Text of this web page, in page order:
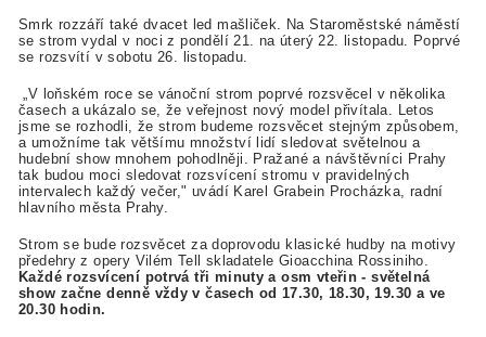
Smrk rozzáří také dvacet led mašliček. Na Staroměstské náměstí
se strom vydal v noci z pondělí 21. na úterý 22. listopadu. Poprvé
se rozsvítí v sobotu 26. listopadu.
„V loňském roce se vánoční strom poprvé rozsvěcel v několika
časech a ukázalo se, že veřejnost nový model přivítala. Letos
jsme se rozhodli, že strom budeme rozsvěcet stejným způsobem,
a umožníme tak většímu množství lidí sledovat světelnou a
hudební show mnohem pohodlněji. Pražané a návštěvníci Prahy
tak budou moci sledovat rozsvícení stromu v pravidelných
intervalech každý večer," uvádí Karel Grabein Procházka, radní
hlavního města Prahy.
Strom se bude rozsvěcet za doprovodu klasické hudby na motivy
předehry z opery Vilém Tell skladatele Gioacchina Rossiniho.
Každé rozsvícení potrvá tři minuty a osm vteřin - světelná
show začne denně vždy v časech od 17.30, 18.30, 19.30 a ve
20.30 hodin.